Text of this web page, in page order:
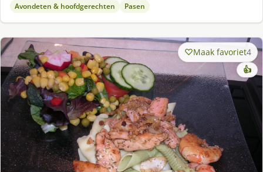
Avondeten & hoofdgerechten Pasen
Maak favoriet4
👍